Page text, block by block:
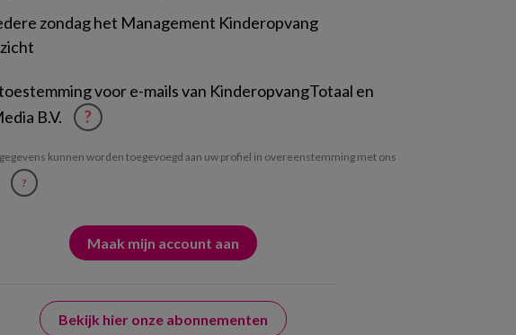
zondag het Management Kinderopvang
voor e-mails van KinderopvangTotaal en
B.V.
?
kunnen worden toegevoegd aan uw profiel in overeenstemming met ons
?
Bekijk hier onze abonnementen